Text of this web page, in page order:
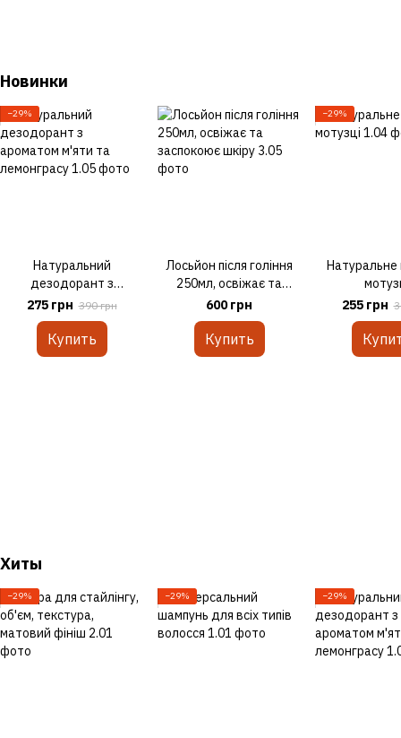
Новинки
−29%
Натуральний
дезодорант з
ароматом м'яти та
лемонграсу
275 грн 390 грн
Купить
Лосьйон після гоління
250мл, освіжає та
заспокоює шкіру
600 грн
Купить
−29%
255 грн
Хиты
−29% −29% −29%